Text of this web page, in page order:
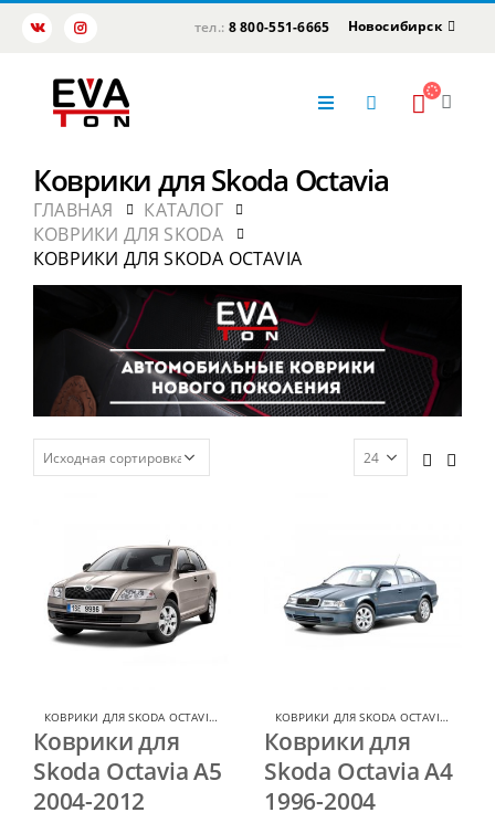
тел.: 8 800-551-6665 Новосибирск
Коврики для Skoda Octavia
ГЛАВНАЯ
КАТАЛОГ
КОВРИКИ ДЛЯ SKODA
КОВРИКИ ДЛЯ SKODA OCTAVIA
КОВРИКИ ДЛЯ SKODA OCTAVIA, КОВРИКИ ДЛЯ SKODA
Коврики для
Skoda Octavia A5
2004-2012
КОВРИКИ ДЛЯ SKODA OCTAVIA,
Коврики для
Skoda Octavia А4
1996-2004